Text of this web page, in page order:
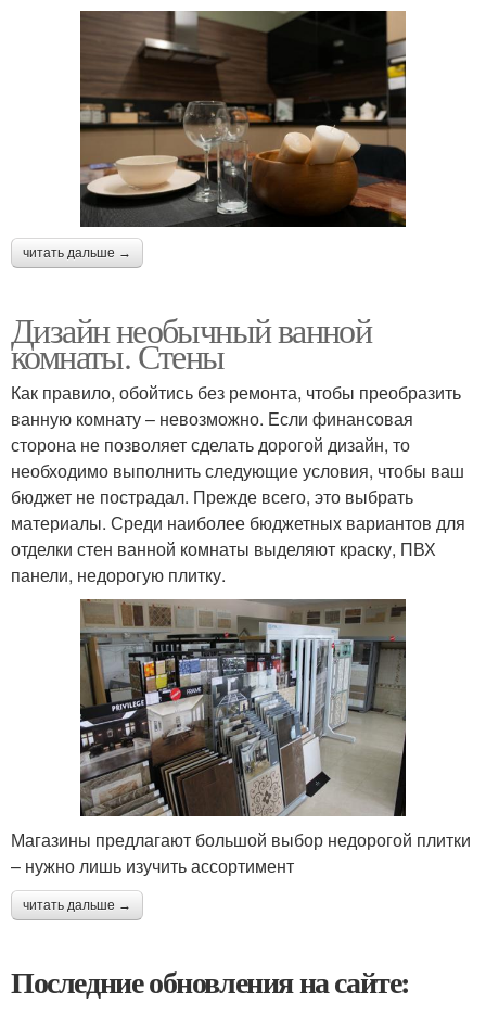
читать дальше →
Дизайн необычный ванной
комнаты. Стены
Как правило, обойтись без ремонта, чтобы преобразить
ванную комнату – невозможно. Если финансовая
сторона не позволяет сделать дорогой дизайн, то
необходимо выполнить следующие условия, чтобы ваш
бюджет не пострадал. Прежде всего, это выбрать
материалы. Среди наиболее бюджетных вариантов для
отделки стен ванной комнаты выделяют краску, ПВХ
панели, недорогую плитку.
Магазины предлагают большой выбор недорогой плитки
– нужно лишь изучить ассортимент
читать дальше →
Последние обновления на сайте: